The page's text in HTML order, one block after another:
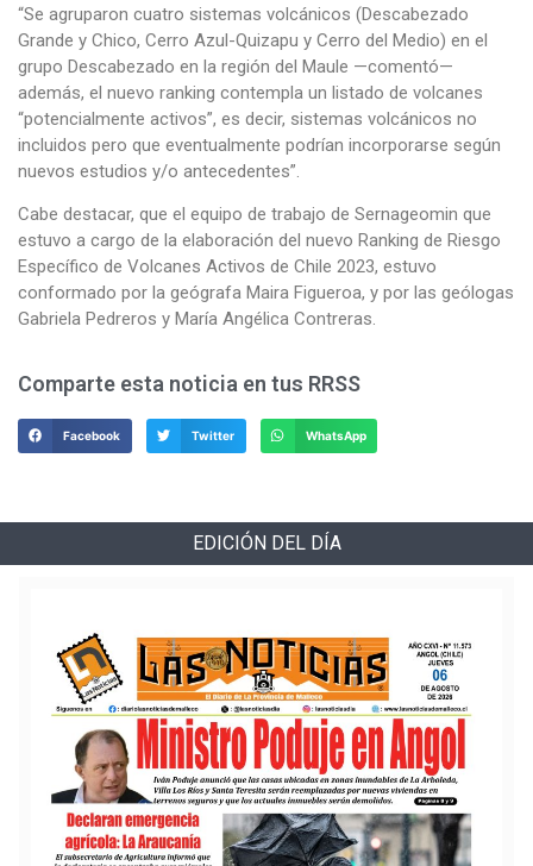
“Se agruparon cuatro sistemas volcánicos (Descabezado
Grande y Chico, Cerro Azul-Quizapu y Cerro del Medio) en el
grupo Descabezado en la región del Maule —comentó—
además, el nuevo ranking contempla un listado de volcanes
“potencialmente activos”, es decir, sistemas volcánicos no
incluidos pero que eventualmente podrían incorporarse según
nuevos estudios y/o antecedentes”.
Cabe destacar, que el equipo de trabajo de Sernageomin que
estuvo a cargo de la elaboración del nuevo Ranking de Riesgo
Específico de Volcanes Activos de Chile 2023, estuvo
conformado por la geógrafa Maira Figueroa, y por las geólogas
Gabriela Pedreros y María Angélica Contreras.
Comparte esta noticia en tus RRSS
Facebook Twitter WhatsApp
EDICIÓN DEL DÍA